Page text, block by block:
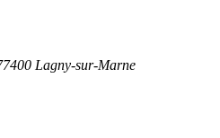
Lagny-sur-Marne